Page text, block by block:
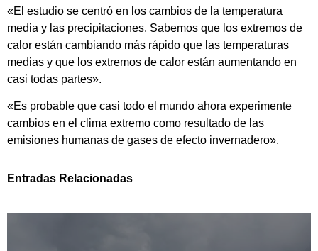
«El estudio se centró en los cambios de la temperatura
media y las precipitaciones. Sabemos que los extremos de
calor están cambiando más rápido que las temperaturas
medias y que los extremos de calor están aumentando en
casi todas partes».
«Es probable que casi todo el mundo ahora experimente
cambios en el clima extremo como resultado de las
emisiones humanas de gases de efecto invernadero».
Entradas Relacionadas